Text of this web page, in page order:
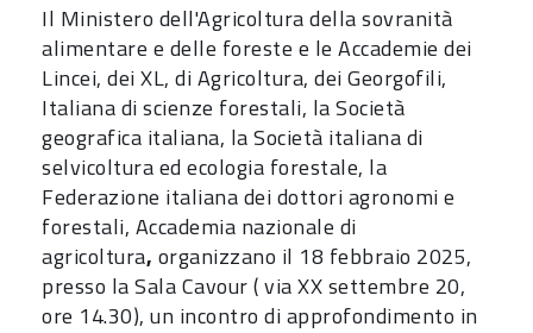
Il Ministero dell'Agricoltura della sovranità
alimentare e delle foreste e le Accademie dei
Lincei, dei XL, di Agricoltura, dei Georgofili,
Italiana di scienze forestali, la Società
geografica italiana, la Società italiana di
selvicoltura ed ecologia forestale, la
Federazione italiana dei dottori agronomi e
forestali, Accademia nazionale di
agricoltura, organizzano il 18 febbraio 2025,
presso la Sala Cavour ( via XX settembre 20,
ore 14.30), un incontro di approfondimento in